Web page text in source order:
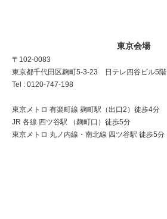
東京会場
〒102-0083
東京都千代田区麹町5-3-23 日テレ四谷ビル5階
Tel : 0120-747-198
東京メトロ 有楽町線 麹町駅（出口2）徒歩4分
JR 各線 四ツ谷駅 （麹町口）徒歩5分
東京メトロ 丸ノ内線・南北線 四ツ谷駅 徒歩5分